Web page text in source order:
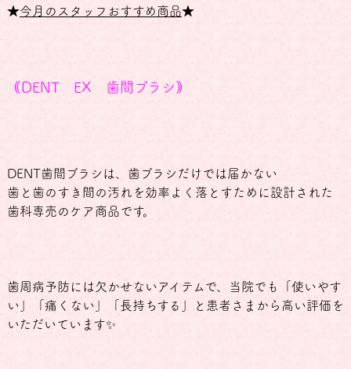
★今月のスタッフおすすめ商品★
｟DENT EX 歯間ブラシ｠
DENT歯間ブラシは、歯ブラシだけでは届かない
歯と歯のすき間の汚れを効率よく落とすために設計された
歯科専売のケア商品です。
歯周病予防には欠かせないアイテムで、当院でも「使いやす
い」「痛くない」「長持ちする」と患者さまから高い評価を
いただいています✨